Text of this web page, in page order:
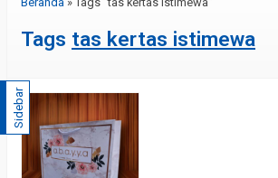
Tags tas kertas istimewa
Sidebar